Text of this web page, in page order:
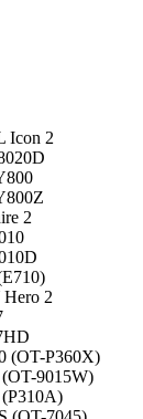
Icon 2
2
2
(OT-P360X)
9015W)
(P310A)